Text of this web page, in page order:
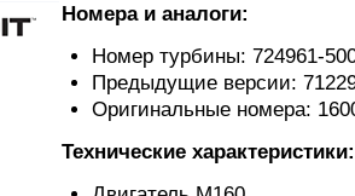
Номера и аналоги:
Номер турбины: 724961-
Предыдущие версии:
Оригинальные номера:
Технические характеристики: